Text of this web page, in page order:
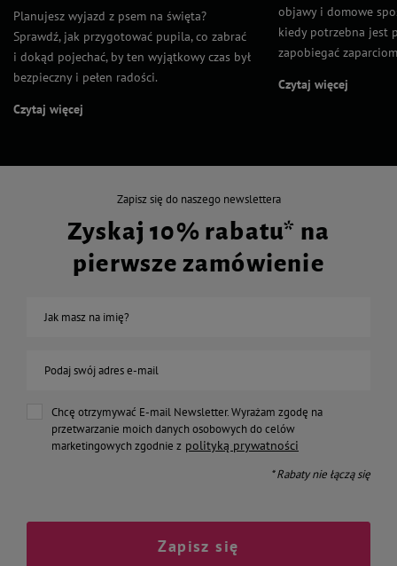
Planujesz wyjazd z psem na święta?
Sprawdź, jak przygotować pupila, co zabrać
i dokąd pojechać, by ten wyjątkowy czas był
bezpieczny i pełen radości.
Czytaj więcej
objawy i domowe
kiedy potrzebna jest
zapobiegać
Czytaj więcej
Zapisz się do naszego newslettera
Zyskaj 10% rabatu* na
pierwsze zamówienie
Jak masz na imię?
Podaj swój adres e-mail
Chcę otrzymywać E-mail Newsletter. Wyrażam zgodę na
przetwarzanie moich danych osobowych do celów
marketingowych zgodnie z polityką prywatności
* Rabaty nie łączą się
Zapisz się